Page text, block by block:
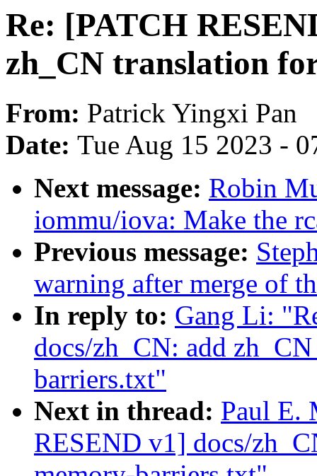
Re: [PATCH
zh_CN translation
From: Patrick Yingxi Pan
Date: Tue Aug 15 2023 -
Next message: Robin
iommu/iova: Make the
Previous message:
warning after merge of
In reply to: Gang Li:
docs/zh_CN: add
barriers.txt"
Next in thread: Paul E.
RESEND v1] docs/